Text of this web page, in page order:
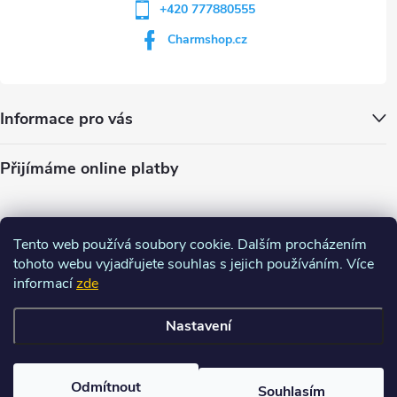
Tento web používá soubory cookie. Dalším procházením
tohoto webu vyjadřujete souhlas s jejich používáním. Více
informacízde
Nastavení
Odmítnout Souhlasím
+420 777880555
Charmshop.cz
Informace pro vás
Přijímáme online platby
nastavení cookies